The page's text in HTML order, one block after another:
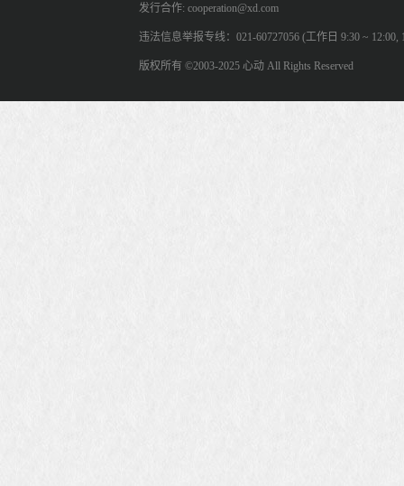
发行合作: cooperation@xd.com
违法信息举报专线：021-60727056 (工作日 9:30 ~ 12:00,
版权所有 ©2003-2025 心动 All Rights Reserved